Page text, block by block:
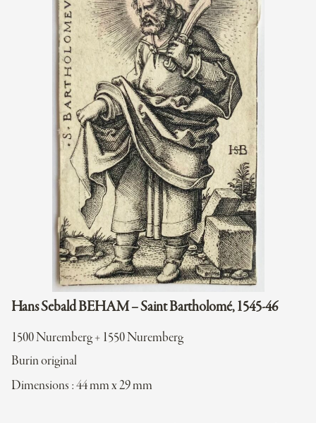
Hans Sebald BEHAM – Saint Bartholomé, 1545-46
1500 Nuremberg + 1550 Nuremberg
Burin original
Dimensions : 44 mm x 29 mm